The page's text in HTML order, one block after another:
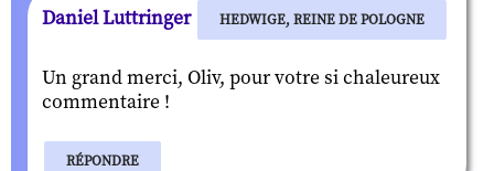
Daniel Luttringer HEDWIGE, REINE DE POLOGNE
Un grand merci, Oliv, pour votre si chaleureux
commentaire !
RÉPONDRE